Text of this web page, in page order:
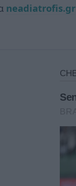
neadiatrofis.gr